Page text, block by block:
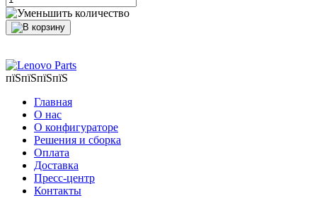
пїЅпїЅпїЅпїЅ
Главная
О нас
О конфигураторе
Решения и сборка
Оплата
Доставка
Пресс-центр
Контакты